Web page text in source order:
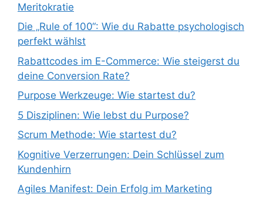
Meritokratie
Die „Rule of 100“: Wie du Rabatte psychologisch
perfekt wählst
Rabattcodes im E-Commerce: Wie steigerst du
deine Conversion Rate?
Purpose Werkzeuge: Wie startest du?
5 Disziplinen: Wie lebst du Purpose?
Scrum Methode: Wie startest du?
Kognitive Verzerrungen: Dein Schlüssel zum
Kundenhirn
Agiles Manifest: Dein Erfolg im Marketing